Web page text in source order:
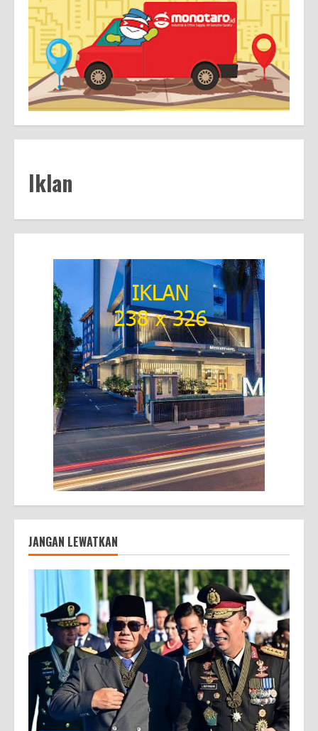
Iklan
JANGAN LEWATKAN